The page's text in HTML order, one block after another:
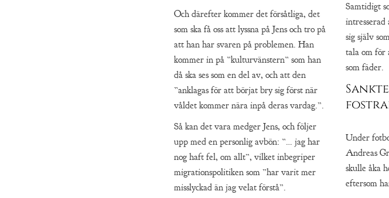
Och därefter kommer det försåtliga, det
som ska få oss att lyssna på Jens och tro på
att han har svaren på problemen. Han
kommer in på ”kulturvänstern” som han
då ska ses som en del av, och att den
”anklagas för att börjat bry sig först när
våldet kommer nära inpå deras vardag.”.
Så kan det vara medger Jens, och följer
upp med en personlig avbön: ”… jag har
nog haft fel, om allt”, vilket inbegriper
migrationspolitiken som ”har varit mer
misslyckad än jag velat förstå”.
Samtidigt
intresserad
sig själv
tala om för
som fäder.
Under
Andreas
skulle åka
eftersom